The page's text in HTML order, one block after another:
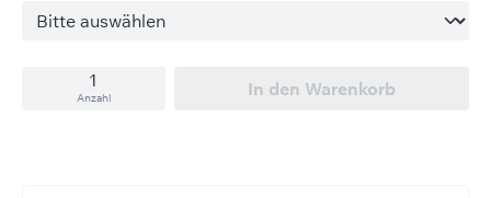
Anzahl In den Warenkorb